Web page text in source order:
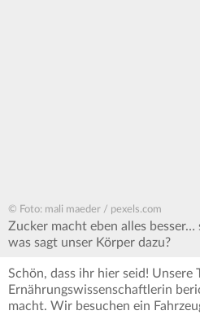
© Foto: mali maeder / pexels.com
Zucker macht eben alles besser…
was sagt unser Körper dazu?
Schön, dass ihr hier seid! Unsere
Ernährungswissenschaftlerin
macht. Wir besuchen ein